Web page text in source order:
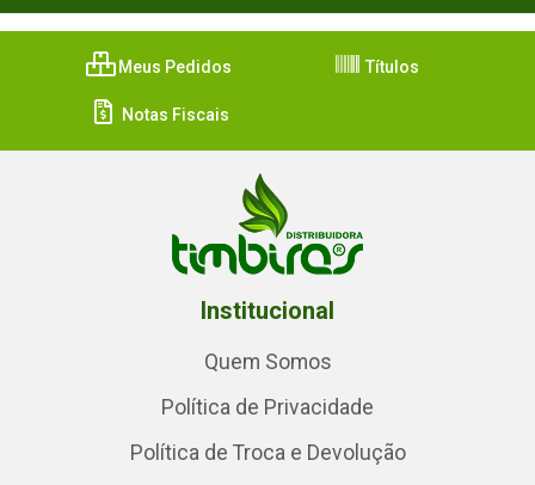
Meus Pedidos Títulos
Notas Fiscais
Institucional
Quem Somos
Política de Privacidade
Política de Troca e Devolução